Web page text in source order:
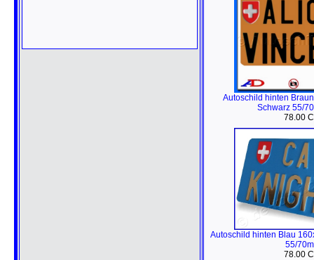
Autoschild hinten
Schwarz 55/
78.00
Autoschild hinten Blau
55/
78.00